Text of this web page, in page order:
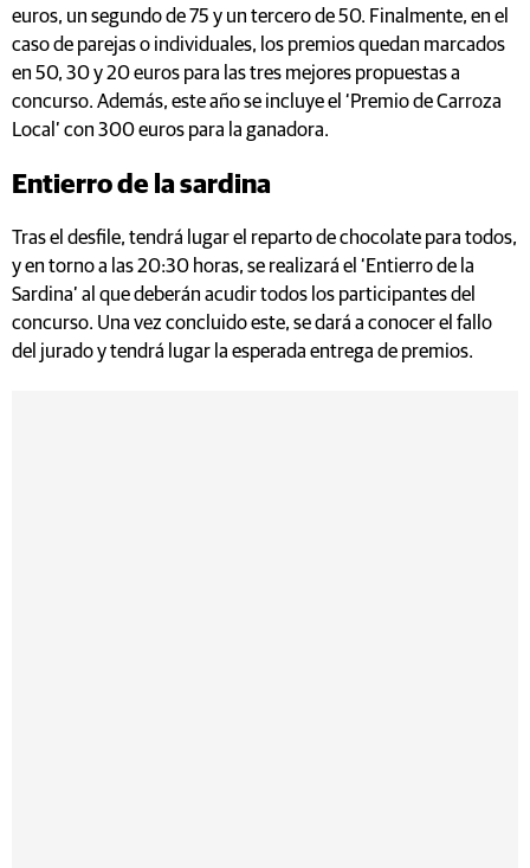
euros, un segundo de 75 y un tercero de 50. Finalmente, en el
caso de parejas o individuales, los premios quedan marcados
en 50, 30 y 20 euros para las tres mejores propuestas a
concurso. Además, este año se incluye el ‘Premio de Carroza
Local’ con 300 euros para la ganadora.
Entierro de la sardina
Tras el desfile, tendrá lugar el reparto de chocolate para todos,
y en torno a las 20:30 horas, se realizará el ‘Entierro de la
Sardina’ al que deberán acudir todos los participantes del
concurso. Una vez concluido este, se dará a conocer el fallo
del jurado y tendrá lugar la esperada entrega de premios.